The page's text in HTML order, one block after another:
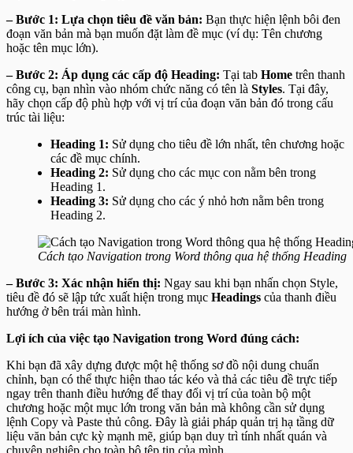
– Bước 1: Lựa chọn tiêu đề văn bản: Bạn thực hiện lệnh bôi đen
đoạn văn bản mà bạn muốn đặt làm đề mục (ví dụ: Tên chương
hoặc tên mục lớn).
– Bước 2: Áp dụng các cấp độ Heading: Tại tab Home trên thanh
công cụ, bạn nhìn vào nhóm chức năng có tên là Styles. Tại đây,
hãy chọn cấp độ phù hợp với vị trí của đoạn văn bản đó trong cấu
trúc tài liệu:
Heading 1: Sử dụng cho tiêu đề lớn nhất, tên chương hoặc
các đề mục chính.
Heading 2: Sử dụng cho các mục con nằm bên trong
Heading 1.
Heading 3: Sử dụng cho các ý nhỏ hơn nằm bên trong
Heading 2.
Cách tạo Navigation trong Word thông qua hệ thống Heading
– Bước 3: Xác nhận hiển thị: Ngay sau khi bạn nhấn chọn Style,
tiêu đề đó sẽ lập tức xuất hiện trong mục Headings của thanh điều
hướng ở bên trái màn hình.
Lợi ích của việc tạo Navigation trong Word đúng cách:
Khi bạn đã xây dựng được một hệ thống sơ đồ nội dung chuẩn
chỉnh, bạn có thể thực hiện thao tác kéo và thả các tiêu đề trực tiếp
ngay trên thanh điều hướng để thay đổi vị trí của toàn bộ một
chương hoặc một mục lớn trong văn bản mà không cần sử dụng
lệnh Copy và Paste thủ công. Đây là giải pháp quản trị hạ tầng dữ
liệu văn bản cực kỳ mạnh mẽ, giúp bạn duy trì tính nhất quán và
chuyên nghiệp cho toàn bộ tệp tin của mình.